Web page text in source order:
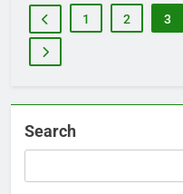
1 2 3
Search